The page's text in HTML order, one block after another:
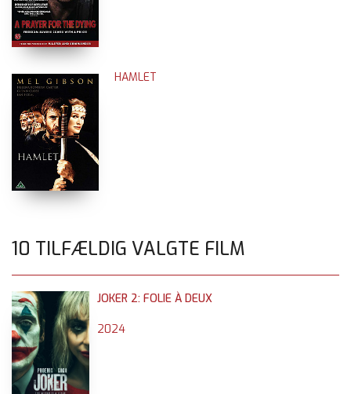
HAMLET
10 TILFÆLDIG VALGTE FILM
JOKER 2: FOLIE À DEUX
2024